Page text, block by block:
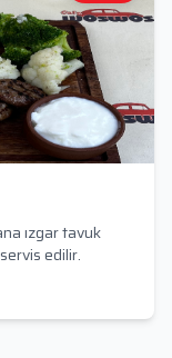
ızgar tavuk
edilir.